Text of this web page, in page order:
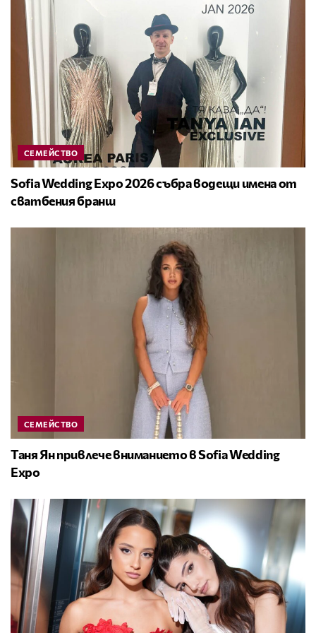
СЕМЕЙСТВО
Sofia Wedding Expo 2026 събра водещи имена от
сватбения бранш
СЕМЕЙСТВО
Таня Ян привлече вниманието в Sofia Wedding
Expo